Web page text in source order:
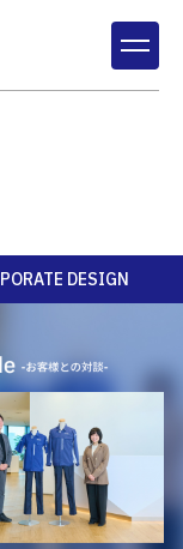
7
9
3
DESIGN